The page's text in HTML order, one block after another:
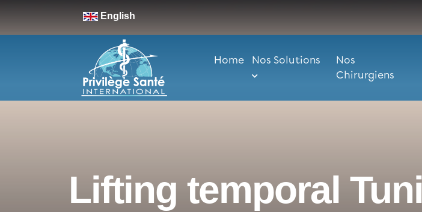
English
Home Nos Solutions
Nos
Chirurgiens
Lifting temporal